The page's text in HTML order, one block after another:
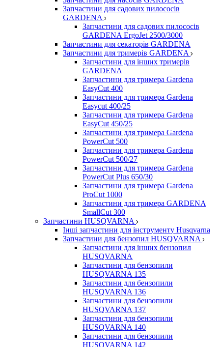
Запчастини для садових пилососів
GARDENA
Запчастини для садових пилососів
GARDENA ErgoJet 2500/3000
Запчастини для секаторів GARDENA
Запчастини для тримерів GARDENA
Запчастини для інших тримерів
GARDENA
Запчастини для тримера Gardena
EasyCut 400
Запчастини для тримера Gardena
Easycut 400/25
Запчастини для тримера Gardena
EasyCut 450/25
Запчастини для тримера Gardena
PowerCut 500
Запчастини для тримера Gardena
PowerCut 500/27
Запчастини для тримера Gardena
PowerCut Plus 650/30
Запчастини для тримера Gardena
ProCut 1000
Запчастини для тримера GARDENA
SmallCut 300
Запчастини HUSQVARNA
Інші запчастини для інструменту Husqvarna
Запчастини для бензопил HUSQVARNA
Запчастини для інших бензопил
HUSQVARNA
Запчастини для бензопили
HUSQVARNA 135
Запчастини для бензопили
HUSQVARNA 136
Запчастини для бензопили
HUSQVARNA 137
Запчастини для бензопили
HUSQVARNA 140
Запчастини для бензопили
HUSQVARNA 142